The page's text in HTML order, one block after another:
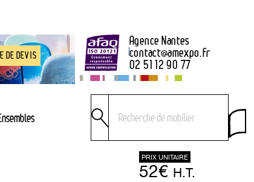
DE DEVIS
Agence Nantes
contact@amexpo.fr
02 51 12 90 77
PRIX UNITAIRE
52€ H.T.